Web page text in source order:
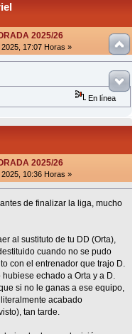
2025/26
17:07 Horas »
En línea
2025/26
10:36 Horas »
de finalizar la liga, mucho
al sustituto de tu DD (Orta),
cuando no se pudo
con el entrenador que trajo D.
echado a Orta y a D.
si no le ganas a ese equipo,
acabado
tan tarde.